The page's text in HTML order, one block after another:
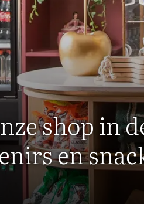
shop in
en